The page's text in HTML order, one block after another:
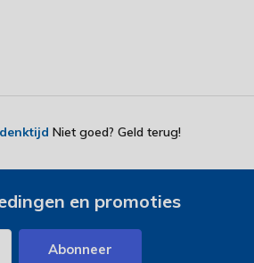
Niet goed? Geld terug!
en promoties
Abonneer